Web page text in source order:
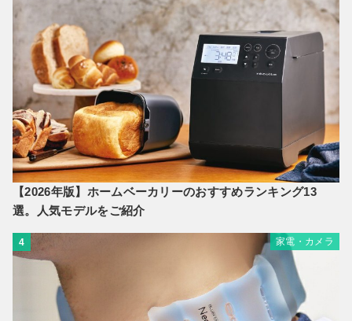
【2026年版】ホームベーカリーのおすすめランキング13
選。人気モデルをご紹介
4 家電・カメラ